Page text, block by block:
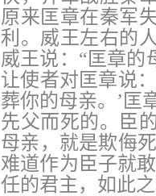
原来匡章在秦军
利。威王左右的
威王说：“匡章的
让使者对匡章说
葬你的母亲。’匡
先父而死的。臣
母亲，就是欺侮
难道作为臣子就
任的君主，如此